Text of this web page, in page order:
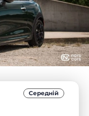
Середнiй